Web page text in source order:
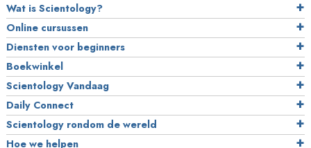
Wat is Scientology?
Online cursussen
Diensten voor beginners
Boekwinkel
Scientology Vandaag
Daily Connect
Scientology rondom de wereld
Hoe we helpen